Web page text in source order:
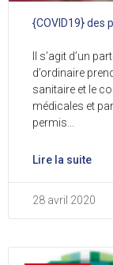
{COVID19} des
Il s’agit d’un
d’ordinaire
sanitaire et le
médicales et
permis
Lire la suite
28 avril 2020